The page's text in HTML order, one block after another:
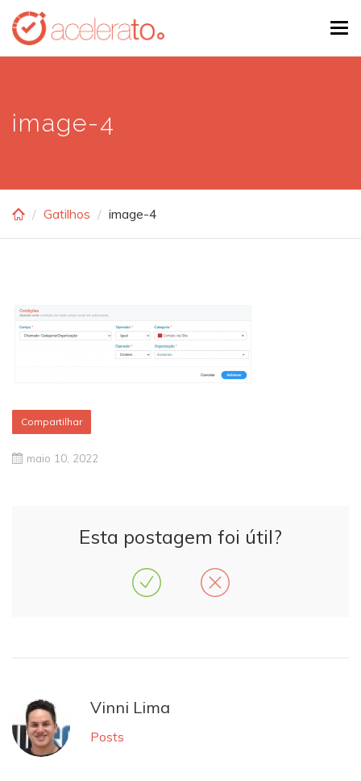
Skip
main
image-4
Gatilhos image-4
Compartilhar
maio 10, 2022
Esta postagem foi útil?
Vinni Lima
Posts